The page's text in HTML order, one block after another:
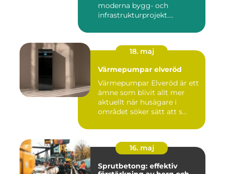
moderna bygg- och
infrastrukturprojekt....
18. maj
Värmepumpar elveröd
Värmepumpar Elveröd är ett
ämne som blivit allt mer
aktuellt när husägare i
området söker sätt att s...
16. maj
Sprutbetong: effektiv